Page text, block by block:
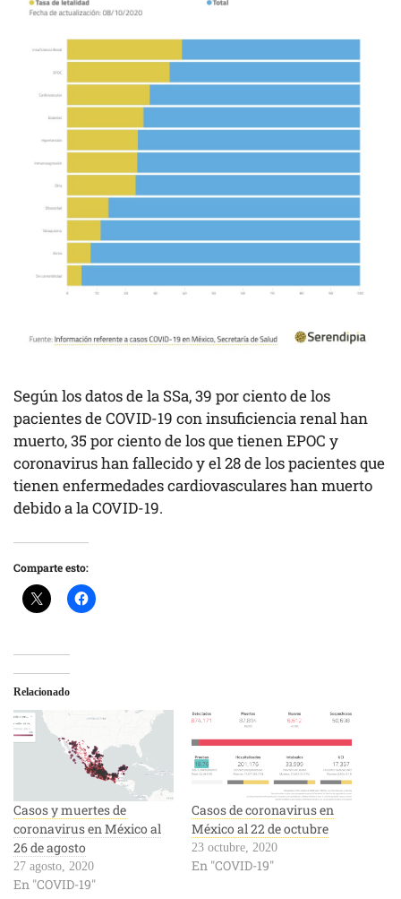
Según los datos de la SSa, 39 por ciento de los
pacientes de COVID-19 con insuficiencia renal han
muerto, 35 por ciento de los que tienen EPOC y
coronavirus han fallecido y el 28 de los pacientes que
tienen enfermedades cardiovasculares han muerto
debido a la COVID-19.
Comparte esto:
Relacionado
Casos y muertes de
coronavirus en México al
26 de agosto
27 agosto, 2020
En "COVID-19"
Casos de coronavirus en
México al 22 de octubre
23 octubre, 2020
En "COVID-19"